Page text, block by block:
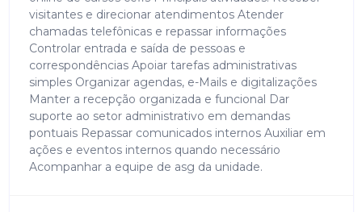
visitantes e direcionar atendimentos Atender
chamadas telefônicas e repassar informações
Controlar entrada e saída de pessoas e
correspondências Apoiar tarefas administrativas
simples Organizar agendas, e-Mails e digitalizações
Manter a recepção organizada e funcional Dar
suporte ao setor administrativo em demandas
pontuais Repassar comunicados internos Auxiliar em
ações e eventos internos quando necessário
Acompanhar a equipe de asg da unidade.